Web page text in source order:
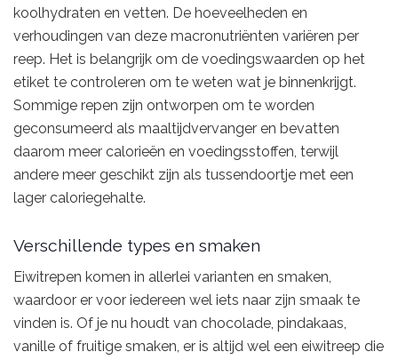
koolhydraten en vetten. De hoeveelheden en
verhoudingen van deze macronutriënten variëren per
reep. Het is belangrijk om de voedingswaarden op het
etiket te controleren om te weten wat je binnenkrijgt.
Sommige repen zijn ontworpen om te worden
geconsumeerd als maaltijdvervanger en bevatten
daarom meer calorieën en voedingsstoffen, terwijl
andere meer geschikt zijn als tussendoortje met een
lager caloriegehalte.
Verschillende types en smaken
Eiwitrepen komen in allerlei varianten en smaken,
waardoor er voor iedereen wel iets naar zijn smaak te
vinden is. Of je nu houdt van chocolade, pindakaas,
vanille of fruitige smaken, er is altijd wel een eiwitreep die